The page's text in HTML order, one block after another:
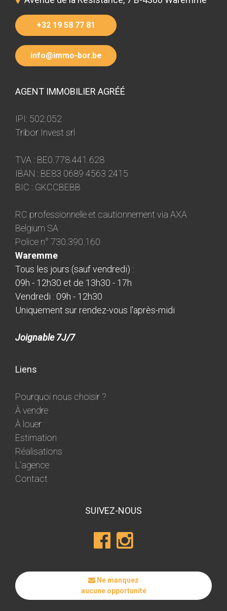
+32 19 58 77 81
info@immo-bor.be
AGENT IMMOBILIER AGRÉÉ
IPI: 502.052
Tribor Invest srl
TVA : BE0.778.441.628
IBAN : BE83 0689 4563 2415
BIC : GKCCBEBB
RC professionnelle et cautionnement via AXA
Belgium SA
Police n° 730.390.160
Waremme
Tous les jours (sauf vendredi) :
09h - 12h30 et de 13h30 - 17h
Vendredi : 09h - 12h30
Uniquement sur rendez-vous l'après-midi
Joignable 7J/7
Liens
Pourquoi nous choisir ?
À vendre
À louer
Estimation
Réalisations
L'agence
Contact
SUIVEZ-NOUS
Ne manquez
aucune opportunité